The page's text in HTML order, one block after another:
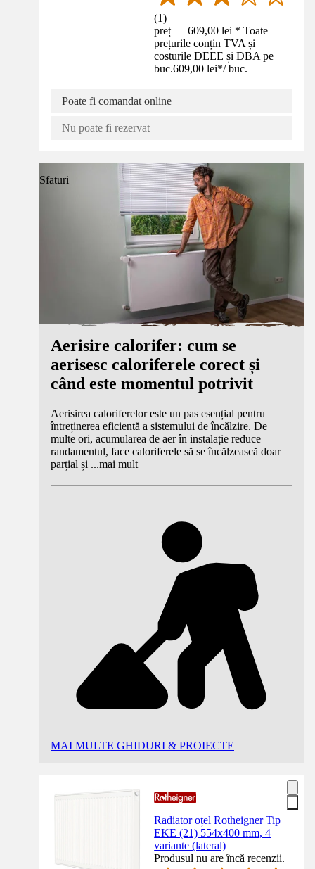
(1)
preț — 609,00 lei * Toate
prețurile conțin TVA și
costurile DEEE și DBA pe
buc.609,00 lei*/ buc.
Poate fi comandat online
Nu poate fi rezervat
Sfaturi
Aerisire calorifer: cum se
aerisesc caloriferele corect și
când este momentul potrivit
Aerisirea caloriferelor este un pas esențial pentru
întreținerea eficientă a sistemului de încălzire. De
multe ori, acumularea de aer în instalație reduce
randamentul, face caloriferele să se încălzească doar
parțial și ...mai mult
MAI MULTE GHIDURI & PROIECTE
Radiator oțel Rotheigner Tip
EKE (21) 554x400 mm, 4
variante (lateral)
Produsul nu are încă recenzii.